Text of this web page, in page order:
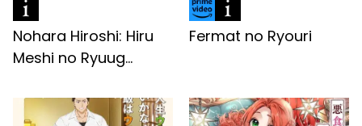
Nohara Hiroshi: Hiru
Meshi no Ryuug...
Fermat no Ryouri